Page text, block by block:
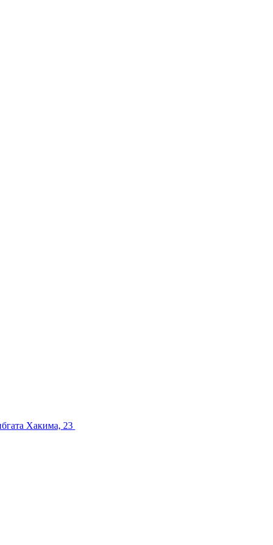
Хакима, 23